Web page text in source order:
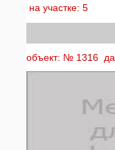
на участке: 5
объект: № 1316